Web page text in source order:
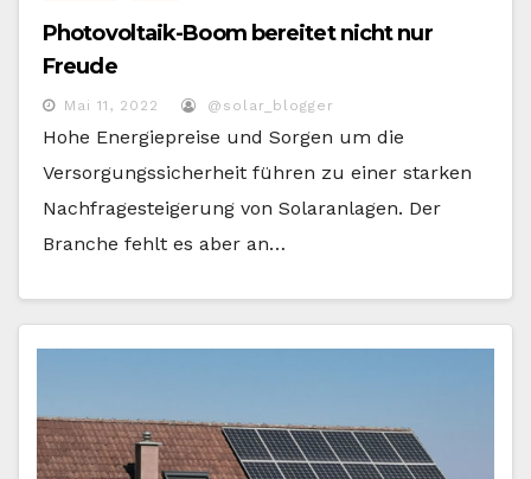
Photovoltaik-Boom bereitet nicht nur
Freude
Mai 11, 2022 @solar_blogger
Hohe Energiepreise und Sorgen um die
Versorgungssicherheit führen zu einer starken
Nachfragesteigerung von Solaranlagen. Der
Branche fehlt es aber an…